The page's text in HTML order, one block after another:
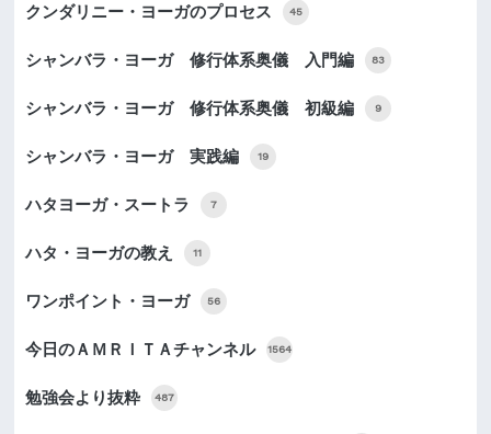
クンダリニー・ヨーガのプロセス 45
シャンバラ・ヨーガ 修行体系奥儀 入門編 83
シャンバラ・ヨーガ 修行体系奥儀 初級編 9
シャンバラ・ヨーガ 実践編 19
ハタヨーガ・スートラ 7
ハタ・ヨーガの教え 11
ワンポイント・ヨーガ 56
今日のＡＭＲＩＴＡチャンネル 1564
勉強会より抜粋 487